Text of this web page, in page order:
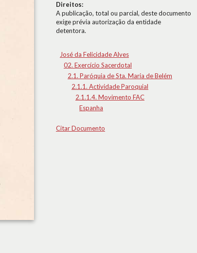
Direitos:
A publicação, total ou parcial, deste documento
exige prévia autorização da entidade
detentora.
José da Felicidade Alves
02. Exercício Sacerdotal
2.1. Paróquia de Sta. Maria de Belém
2.1.1. Actividade Paroquial
2.1.1.4. Movimento FAC
Espanha
Citar Documento